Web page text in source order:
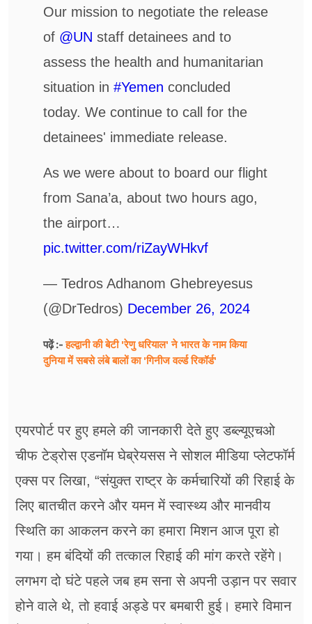
Our mission to negotiate the release
of @UN staff detainees and to
assess the health and humanitarian
situation in #Yemen concluded
today. We continue to call for the
detainees' immediate release.
As we were about to board our flight
from Sana’a, about two hours ago,
the airport…
pic.twitter.com/riZayWHkvf
— Tedros Adhanom Ghebreyesus
(@DrTedros) December 26, 2024
पढ़ें :-हल्द्वानी की बेटी 'रेणु धरियाल' ने भारत के नाम किया
दुनिया में सबसे लंबे बालों का 'गिनीज वर्ल्ड रिकॉर्ड'
एयरपोर्ट पर हुए हमले की जानकारी देते हुए डब्ल्यूएचओ
चीफ टेड्रोस एडनॉम घेब्रेयसस ने सोशल मीडिया प्लेटफॉर्म
एक्स पर लिखा, “संयुक्त राष्ट्र के कर्मचारियों की रिहाई के
लिए बातचीत करने और यमन में स्वास्थ्य और मानवीय
स्थिति का आकलन करने का हमारा मिशन आज पूरा हो
गया। हम बंदियों की तत्काल रिहाई की मांग करते रहेंगे।
लगभग दो घंटे पहले जब हम सना से अपनी उड़ान पर सवार
होने वाले थे, तो हवाई अड्डे पर बमबारी हुई। हमारे विमान